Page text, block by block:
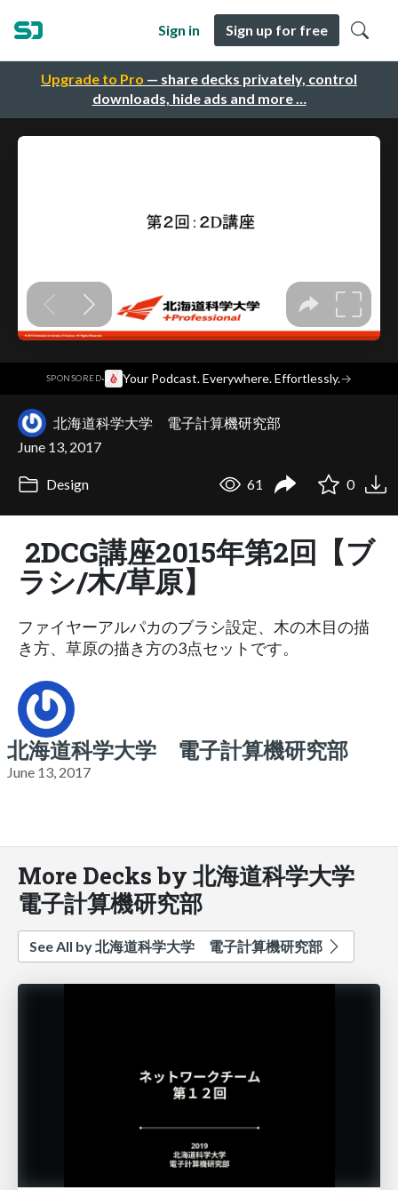
Upgrade to Pro — share decks privately, control
downloads, hide ads and more …
Sign in Sign up for free
SPONSORED· Your Podcast. Everywhere. Effortlessly.→
北海道科学大学 電子計算機研究部
June 13, 2017
Design 61 0
2DCG講座2015年第2回【ブ
ラシ/木/草原】
ファイヤーアルパカのブラシ設定、木の木目の描
き方、草原の描き方の3点セットです。
北海道科学大学 電子計算機研究部
June 13, 2017
More Decks by 北海道科学大学
電子計算機研究部
See All by 北海道科学大学 電子計算機研究部